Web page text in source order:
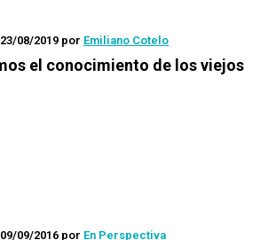
08/2019 por Emiliano Cotelo
el conocimiento de los viejos
09/2016 por En Perspectiva